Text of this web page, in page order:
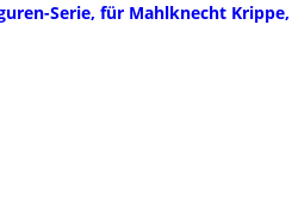
Serie, für Mahlknecht Krippe,